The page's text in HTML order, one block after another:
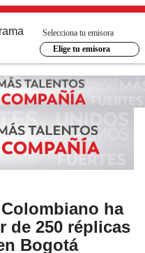
Selecciona tu emisora
Elige tu emisora
ha
de 250 réplicas
Bogotá